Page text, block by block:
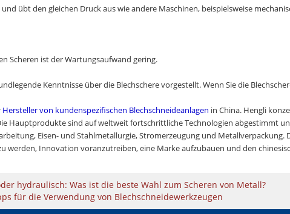
übt den gleichen Druck aus wie andere Maschinen, beispielsweise
Scheren ist der Wartungsaufwand gering.
Kenntnisse über die Blechschere vorgestellt. Wenn Sie die
Hersteller von kundenspezifischen Blechschneideanlagen in China. Hengli
Hauptprodukte sind auf weltweit fortschrittliche Technologien abgestimmt
Eisen- und Stahlmetallurgie, Stromerzeugung und
werden, Innovation voranzutreiben, eine Marke aufzubauen und den
hydraulisch: Was ist die beste Wahl zum Scheren von Metall?
für die Verwendung von Blechschneidewerkzeugen